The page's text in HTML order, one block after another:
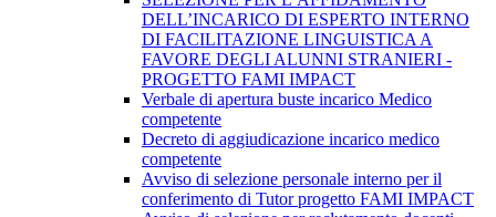
DELL’INCARICO DI ESPERTO INTERNO
DI FACILITAZIONE LINGUISTICA A
FAVORE DEGLI ALUNNI STRANIERI -
PROGETTO FAMI IMPACT
Verbale di apertura buste incarico Medico
competente
Decreto di aggiudicazione incarico medico
competente
Avviso di selezione personale interno per il
conferimento di Tutor progetto FAMI IMPACT